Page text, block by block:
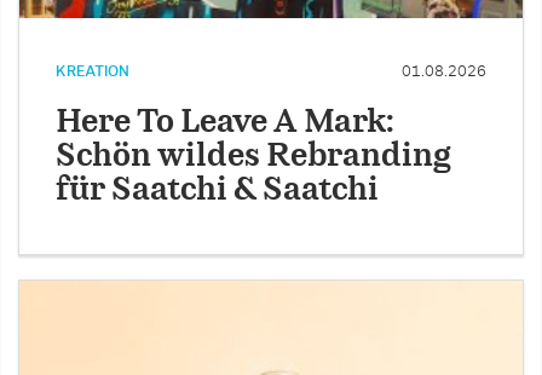
KREATION 01.08.2026
Here To Leave A Mark:
Schön wildes Rebranding
für Saatchi & Saatchi